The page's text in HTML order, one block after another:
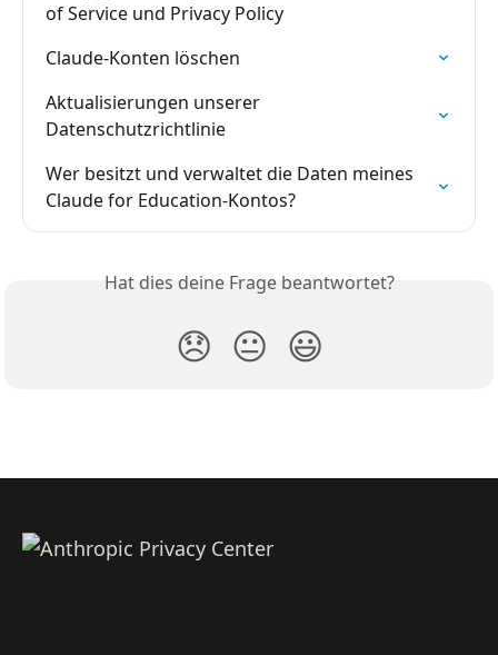
of Service und Privacy Policy
Claude-Konten löschen
Aktualisierungen unserer
Datenschutzrichtlinie
Wer besitzt und verwaltet die Daten meines
Claude for Education-Kontos?
Hat dies deine Frage beantwortet?
😞 😐 😃